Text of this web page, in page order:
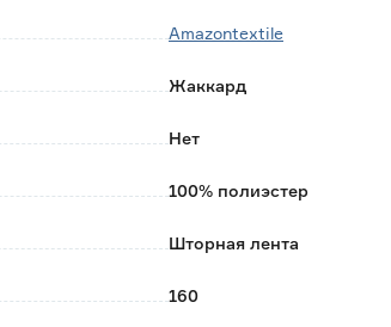
Amazontextile
Жаккард
Нет
100% полиэстер
Шторная лента
160